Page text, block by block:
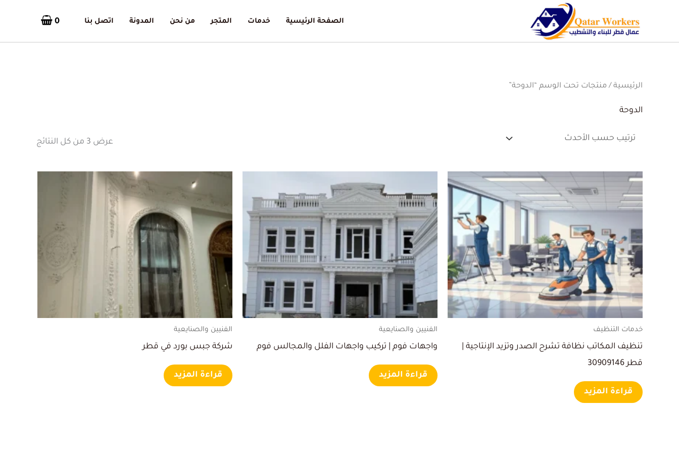
الصفحة الرئيسية خدمات المتجر من نحن المدونة اتصل بنا 0
الرئيسية / منتجات تحت الوسم “الدوحة”
الدوحة
عرض ⁦3⁩ من كل النتائج
خدمات التنظيف
تنظيف المكاتب نظافة تشرح الصدر وتزيد الإنتاجية |
قطر 30909146
قراءة المزيد
الفنيين والصنايعية
واجهات فوم | تركيب واجهات الفلل والمجالس فوم
قراءة المزيد
الفنيين والصنايعية
شركة جبس بورد في قطر
قراءة المزيد